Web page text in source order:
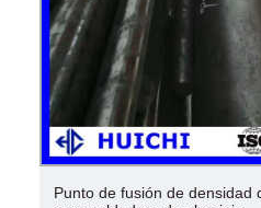
Punto de fusión de densidad